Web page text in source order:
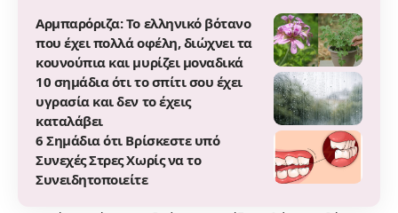
Αρμπαρόριζα: Το ελληνικό βότανο
που έχει πολλά οφέλη, διώχνει τα
κουνούπια και μυρίζει μοναδικά
10 σημάδια ότι το σπίτι σου έχει
υγρασία και δεν το έχεις
καταλάβει
6 Σημάδια ότι Βρίσκεστε υπό
Συνεχές Στρες Χωρίς να το
Συνειδητοποιείτε